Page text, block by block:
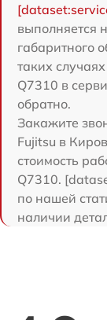
выполняется
габаритного
таких
Q7310 в
обратно.
Закажите
Fujitsu в
стоимость
Q7310.
по нашей
наличии